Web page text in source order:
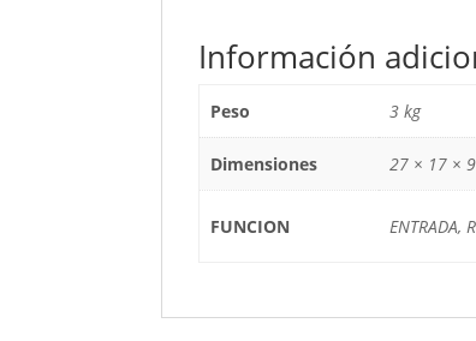
Información
Peso 3 kg
Dimensiones 27 × 17 ×
FUNCION ENTRADA,